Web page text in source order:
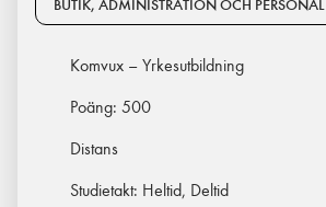
BUTIK, ADMINISTRATION OCH PERSONAL
Komvux – Yrkesutbildning
Poäng: 500
Distans
Studietakt: Heltid, Deltid